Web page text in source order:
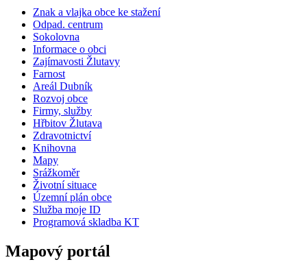
Znak a vlajka obce ke stažení
Odpad. centrum
Sokolovna
Informace o obci
Zajímavosti Žlutavy
Farnost
Areál Dubník
Rozvoj obce
Firmy, služby
Hřbitov Žlutava
Zdravotnictví
Knihovna
Mapy
Srážkoměr
Životní situace
Územní plán obce
Služba moje ID
Programová skladba KT
Mapový portál